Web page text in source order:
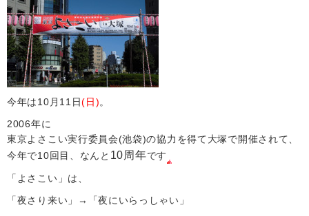
今年は10月11日(日)。
2006年に
東京よさこい実行委員会(池袋)の協力を得て大塚で開催されて、
今年で10回目、なんと 10周年です
「よさこい」は、
「夜さり来い」→「夜にいらっしゃい」